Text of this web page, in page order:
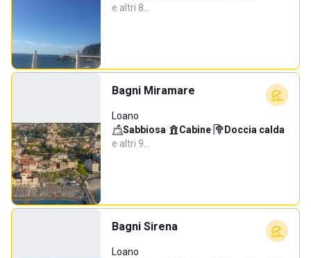
e altri 8…
Bagni Miramare
Loano
Sabbiosa· Cabine· Doccia calda·
e altri 9…
Bagni Sirena
Loano